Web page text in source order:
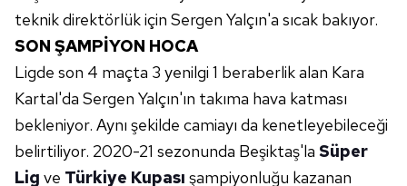
teknik direktörlük için Sergen Yalçın'a sıcak bakıyor.
SON ŞAMPİYON HOCA
Ligde son 4 maçta 3 yenilgi 1 beraberlik alan Kara
Kartal'da Sergen Yalçın'ın takıma hava katması
bekleniyor. Aynı şekilde camiayı da kenetleyebileceği
belirtiliyor. 2020-21 sezonunda Beşiktaş'la Süper
Lig ve Türkiye Kupası şampiyonluğu kazanan